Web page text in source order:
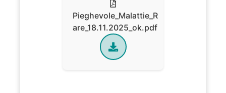
Pieghevole_Malattie_R
are_18.11.2025_ok.pdf